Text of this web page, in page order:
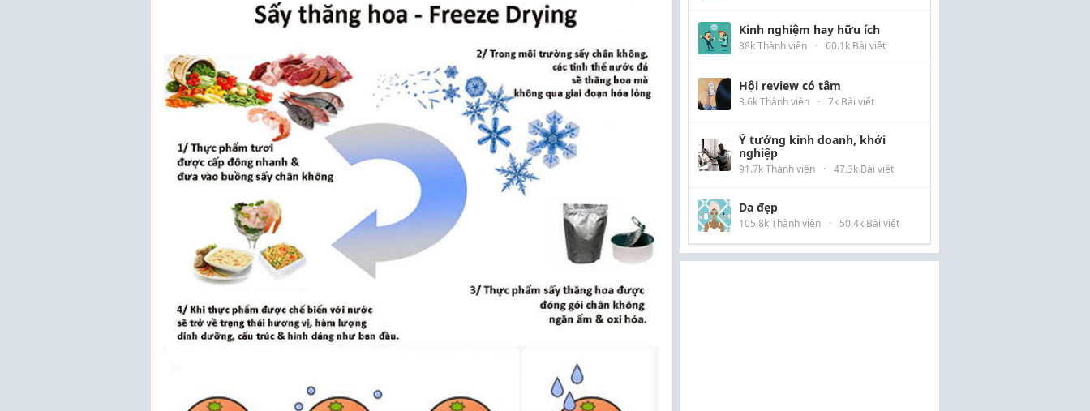
Kinh nghiệm hay hữu ích
88k Thành viên · 60.1k Bài viết
Hội review có tâm
3.6k Thành viên · 7k Bài viết
Ý tưởng kinh doanh, khởi
nghiệp
91.7k Thành viên · 47.3k Bài viết
Da đẹp
105.8k Thành viên · 50.4k Bài viết